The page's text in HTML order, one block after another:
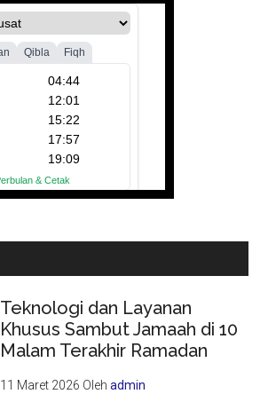
Teknologi dan Layanan
Khusus Sambut Jamaah di 10
Malam Terakhir Ramadan
11 Maret 2026 Olehadmin